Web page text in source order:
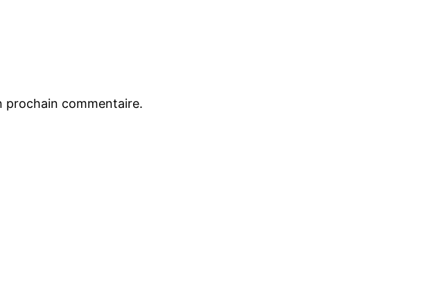
prochain commentaire.